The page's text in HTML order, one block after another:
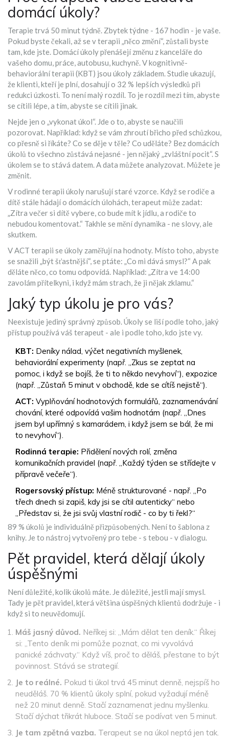
domácí úkoly?
Terapie trvá 50 minut týdně. Zbytek týdne - 167 hodin - je vaše.
Pokud byste čekali, až se v terapii „něco změní“, zůstali byste
tam, kde jste. Domácí úkoly přenášejí změnu z kanceláře do
vašeho domu, práce, autobusu, kuchyně. V kognitivně-
behaviorální terapii (KBT) jsou úkoly základem. Studie ukazují,
že klienti, kteří je plní, dosahují o 32 % lepších výsledků při
redukci úzkosti. To není malý rozdíl. To je rozdíl mezi tím, abyste
se cítili lépe, a tím, abyste se cítili jinak.
Nejde jen o „vykonat úkol“. Jde o to, abyste se naučili
pozorovat. Například: když se vám zhroutí břicho před schůzkou,
co přesně si říkáte? Co se děje v těle? Co uděláte? Bez domácích
úkolů to všechno zůstává nejasné - jen nějaký „zvláštní pocit“. S
úkolem se to stává datem. A data můžete analyzovat. Můžete je
změnit.
V rodinné terapii úkoly narušují staré vzorce. Když se rodiče a
dítě stále hádají o domácích úlohách, terapeut může zadat:
„Zítra večer si dítě vybere, co bude mít k jídlu, a rodiče to
nebudou komentovat.“ Takhle se mění dynamika - ne slovy, ale
skutkem.
V ACT terapii se úkoly zaměřují na hodnoty. Místo toho, abyste
se snažili „být šťastnější“, se ptáte: „Co mi dává smysl?“ A pak
děláte něco, co tomu odpovídá. Například: „Zítra ve 14:00
zavolám přítelkyni, i když mám strach, že ji nějak zklamu.“
Jaký typ úkolu je pro vás?
Neexistuje jediný správný způsob. Úkoly se liší podle toho, jaký
přístup používá váš terapeut - ale i podle toho, kdo jste vy.
KBT: Deníky nálad, výčet negativních myšlenek,
behaviorální experimenty (např. „Zkus se zeptat na
pomoc, i když se bojíš, že ti to někdo nevyhoví“), expozice
(např. „Zůstaň 5 minut v obchodě, kde se cítíš nejistě“).
ACT: Vyplňování hodnotových formulářů, zaznamenávání
chování, které odpovídá vašim hodnotám (např. „Dnes
jsem byl upřímný s kamarádem, i když jsem se bál, že mi
to nevyhoví“).
Rodinná terapie: Přidělení nových rolí, změna
komunikačních pravidel (např. „Každý týden se střídejte v
přípravě večeře“).
Rogersovský přístup: Méně strukturované - např. „Po
třech dnech si zapiš, kdy jsi se cítil autenticky“ nebo
„Představ si, že jsi svůj vlastní rodič - co by ti řekl?“
89 % úkolů je individuálně přizpůsobených. Není to šablona z
knihy. Je to nástroj vytvořený pro tebe - s tebou - v dialogu.
Pět pravidel, která dělají úkoly
úspěšnými
Není důležité, kolik úkolů máte. Je důležité, jestli mají smysl.
Tady je pět pravidel, která většina úspěšných klientů dodržuje - i
když si to neuvědomují.
Máš jasný důvod. Neříkej si: „Mám dělat ten deník.“ Říkej
si: „Tento deník mi pomůže poznat, co mi vyvolává
panické záchvaty.“ Když víš, proč to děláš, přestane to být
povinnost. Stává se strategií.
Je to reálné. Pokud ti úkol trvá 45 minut denně, nejspíš ho
neuděláš. 70 % klientů úkoly splní, pokud vyžadují méně
než 20 minut denně. Stačí zaznamenat jednu myšlenku.
Stačí dýchat třikrát hluboce. Stačí se podívat ven 5 minut.
Je tam zpětná vazba. Terapeut se na úkol neptá jen tak.